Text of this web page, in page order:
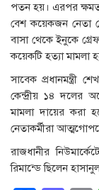
পতন হয়। এরপর
বেশ কয়েকজন নেতা
বাসা থেকে ইনুকে
কয়েকটি হত্যা মামলা
সাবেক প্রধানমন্ত্রী
কেন্দ্রীয় ১৪ দলের
মামলা দায়ের করা
নেতাকর্মীরা
রাজধানীর
রিমান্ডে ছিলেন